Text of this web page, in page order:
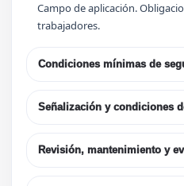
Campo de aplicación.
trabajadores.
Condiciones mínimas de
Señalización y condiciones
Revisión, mantenimiento y